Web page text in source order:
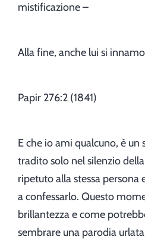
mistificazione –
Alla fine, anche lui si
Papir 276:2 (1841)
E che io ami qualcuno, è un
tradito solo nel silenzio
ripetuto alla stessa persona
a confessarlo. Questo
brillantezza e come
sembrare una parodia